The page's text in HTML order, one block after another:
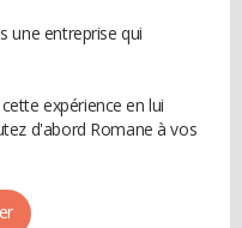
une entreprise qui
expérience en lui
d'abord Romane à vos